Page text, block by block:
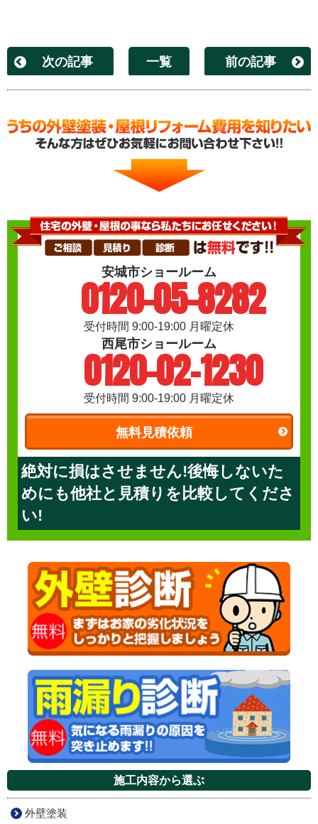
次の記事 一覧 前の記事
安城市ショールーム
0120-05-8282
受付時間 9:00-19:00 月曜定休
西尾市ショールーム
0120-02-1230
受付時間 9:00-19:00 月曜定休
無料見積依頼
絶対に損はさせません!後悔しないた
めにも他社と見積りを比較してくださ
い!
施工内容から選ぶ
外壁塗装